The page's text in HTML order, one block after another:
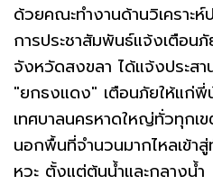
ด้วยคณะทำงานด้านวิเคราะ
การประชาสัมพันธ์แจ้งเตือน
จังหวัดสงขลา ได้แจ้งประส
"ยกธงแดง" เตือนภัยให้แก่พี่
เทศบาลนครหาดใหญ่ทั่วทุกเ
นอกพื้นที่จำนวนมากไหลเข้า
หวะ ตั้งแต่ต้นน้ำและกลางน้ำ